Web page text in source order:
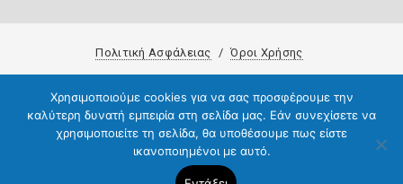
Πολιτική Ασφάλειας Όροι Χρήσης
Χρησιμοποιούμε cookies για να σας προσφέρουμε την
καλύτερη δυνατή εμπειρία στη σελίδα μας. Εάν συνεχίσετε να
χρησιμοποιείτε τη σελίδα, θα υποθέσουμε πως είστε
ικανοποιημένοι με αυτό.